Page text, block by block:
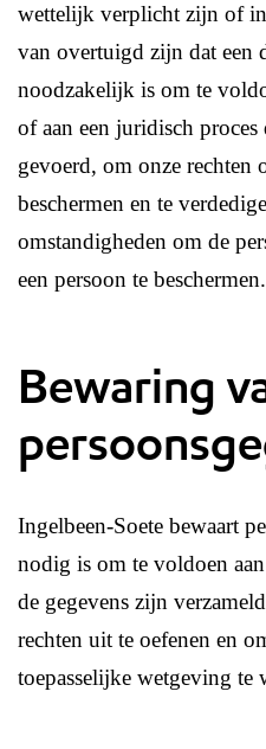
wettelijk verplicht zijn of
van overtuigd zijn dat een
noodzakelijk is om te
of aan een juridisch
gevoerd, om onze rechten
beschermen en te
omstandigheden om de
een persoon te beschermen.
Bewaring
Ingelbeen-Soete bewaart
nodig is om te voldoen
de gegevens zijn
rechten uit te oefenen en
toepasselijke wetgeving te